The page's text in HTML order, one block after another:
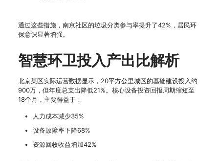
通过这些措施，南京社区的垃圾分类参与率提升了42%，居民环
保意识显著增强。
智慧环卫投入产出比解析
北京某区实际运营数据显示，20平方公里城区的基础建设投入约
900万，但年度总支出降低21%。核心设备投资回报周期缩短至
18个月，主要得益于：
人力成本减少35%
设备故障率下降68%
资源回收收益增加42%